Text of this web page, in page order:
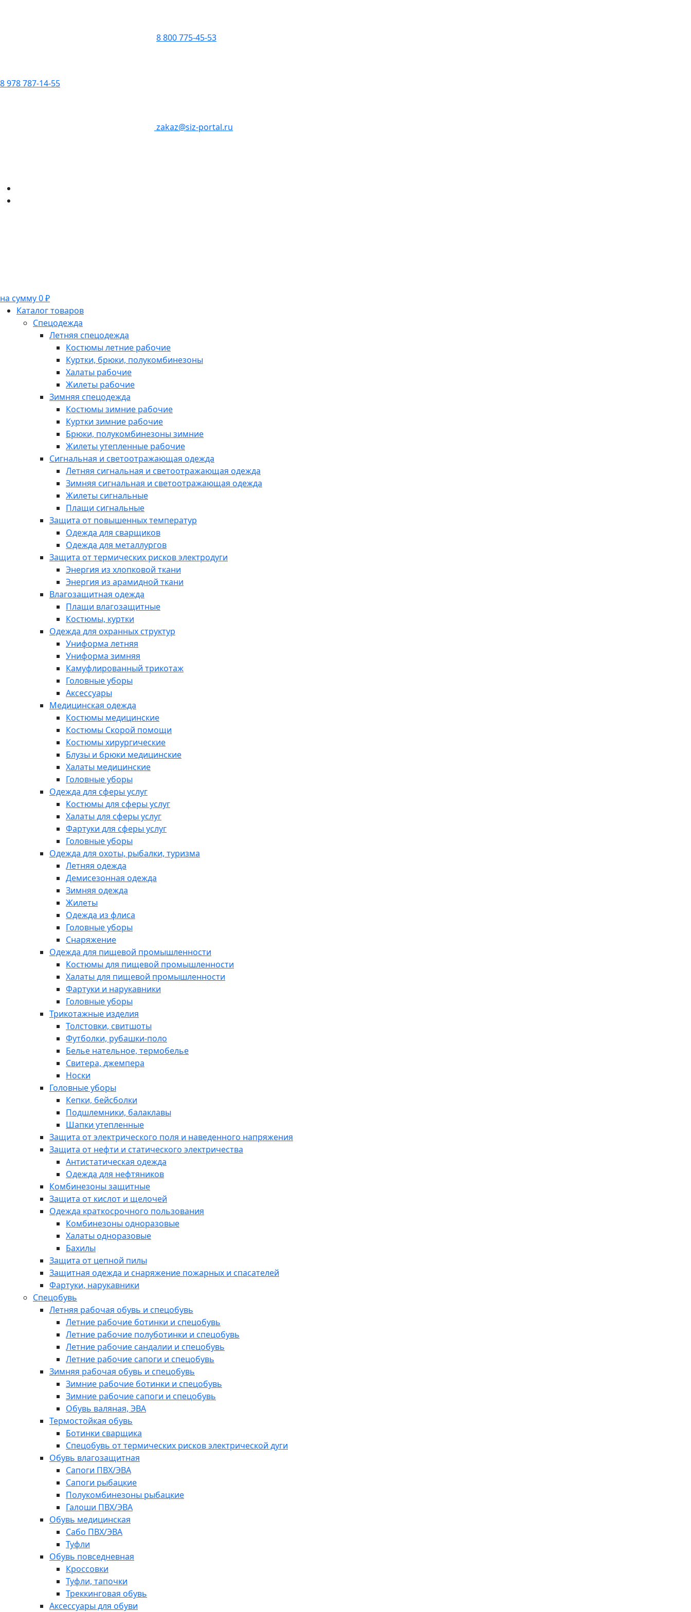
8 800 775-45-53
8 978 787-14-55
zakaz@siz-portal.ru
на сумму 0 ₽
Каталог товаров
Спецодежда
Летняя спецодежда
Костюмы летние рабочие
Куртки, брюки, полукомбинезоны
Халаты рабочие
Жилеты рабочие
Зимняя спецодежда
Костюмы зимние рабочие
Куртки зимние рабочие
Брюки, полукомбинезоны зимние
Жилеты утепленные рабочие
Сигнальная и светоотражающая одежда
Летняя сигнальная и светоотражающая одежда
Зимняя сигнальная и светоотражающая одежда
Жилеты сигнальные
Плащи сигнальные
Защита от повышенных температур
Одежда для сварщиков
Одежда для металлургов
Защита от термических рисков электродуги
Энергия из хлопковой ткани
Энергия из арамидной ткани
Влагозащитная одежда
Плащи влагозащитные
Костюмы, куртки
Одежда для охранных структур
Униформа летняя
Униформа зимняя
Камуфлированный трикотаж
Головные уборы
Аксессуары
Медицинская одежда
Костюмы медицинские
Костюмы Скорой помощи
Костюмы хирургические
Блузы и брюки медицинские
Халаты медицинские
Головные уборы
Одежда для сферы услуг
Костюмы для сферы услуг
Халаты для сферы услуг
Фартуки для сферы услуг
Головные уборы
Одежда для охоты, рыбалки, туризма
Летняя одежда
Демисезонная одежда
Зимняя одежда
Жилеты
Одежда из флиса
Головные уборы
Снаряжение
Одежда для пищевой промышленности
Костюмы для пищевой промышленности
Халаты для пищевой промышленности
Фартуки и нарукавники
Головные уборы
Трикотажные изделия
Толстовки, свитшоты
Футболки, рубашки-поло
Белье нательное, термобелье
Свитера, джемпера
Носки
Головные уборы
Кепки, бейсболки
Подшлемники, балаклавы
Шапки утепленные
Защита от электрического поля и наведенного напряжения
Защита от нефти и статического электричества
Антистатическая одежда
Одежда для нефтяников
Комбинезоны защитные
Защита от кислот и щелочей
Одежда краткосрочного пользования
Комбинезоны одноразовые
Халаты одноразовые
Бахилы
Защита от цепной пилы
Защитная одежда и снаряжение пожарных и спасателей
Фартуки, нарукавники
Спецобувь
Летняя рабочая обувь и спецобувь
Летние рабочие ботинки и спецобувь
Летние рабочие полуботинки и спецобувь
Летние рабочие сандалии и спецобувь
Летние рабочие сапоги и спецобувь
Зимняя рабочая обувь и спецобувь
Зимние рабочие ботинки и спецобувь
Зимние рабочие сапоги и спецобувь
Обувь валяная, ЭВА
Термостойкая обувь
Ботинки сварщика
Спецобувь от термических рисков электрической дуги
Обувь влагозащитная
Сапоги ПВХ/ЭВА
Сапоги рыбацкие
Полукомбинезоны рыбацкие
Галоши ПВХ/ЭВА
Обувь медицинская
Сабо ПВХ/ЭВА
Туфли
Обувь повседневная
Кроссовки
Туфли, тапочки
Треккинговая обувь
Аксессуары для обуви